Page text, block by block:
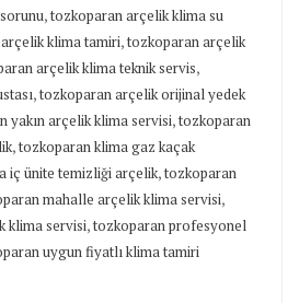
,tozkoparan arçelik klima su
klima tamiri,tozkoparan arçelik
arçelik klima teknik servis,
,tozkoparan arçelik orijinal yedek
yakın arçelik klima servisi,tozkoparan
,tozkoparan klima gaz kaçak
iç ünite temizliği arçelik,tozkoparan
mahalle arçelik klima servisi,
klima servisi,tozkoparan profesyonel
uygun fiyatlı klima tamiri